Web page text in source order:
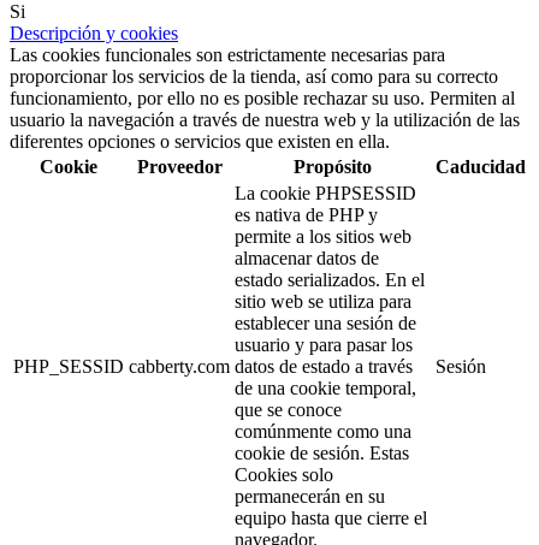
Si
Descripción y cookies
Las cookies funcionales son estrictamente necesarias para
proporcionar los servicios de la tienda, así como para su correcto
funcionamiento, por ello no es posible rechazar su uso. Permiten al
usuario la navegación a través de nuestra web y la utilización de las
diferentes opciones o servicios que existen en ella.
Cookie
Proveedor Propósito Caducidad
PHP_SESSID cabberty.com
La cookie PHPSESSID
es nativa de PHP y
permite a los sitios web
almacenar datos de
estado serializados. En el
sitio web se utiliza para
establecer una sesión de
usuario y para pasar los
datos de estado a través
de una cookie temporal,
que se conoce
comúnmente como una
cookie de sesión. Estas
Cookies solo
permanecerán en su
equipo hasta que cierre el
navegador.
Sesión